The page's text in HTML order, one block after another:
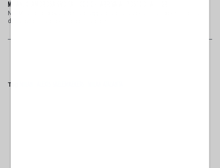
MILAN, CLAMOROSA SVOLTA: ECCO CHI ARRIVA AL POSTO DI ALLEGRI
Nel Milan che prova a restare agganciato alla zona Champions, il tema
della panchina è tornato centrale e si intr...
Tag